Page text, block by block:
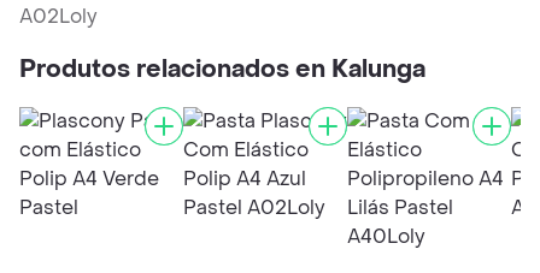
A02Loly
Produtos relacionados en Kalunga